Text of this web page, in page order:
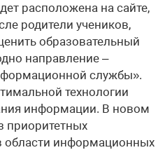
расположена на сайте,
родители учеников,
образовательный
направление –
службы».
технологии
информации. В новом
приоритетных
области информационных